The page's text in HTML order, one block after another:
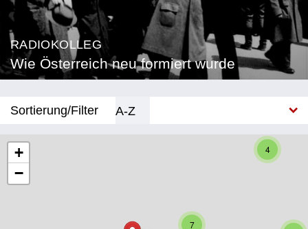
RADIOKOLLEG
Wie Österreich neu formiert wurde
Sortierung/Filter
A-Z
7
4
+
−